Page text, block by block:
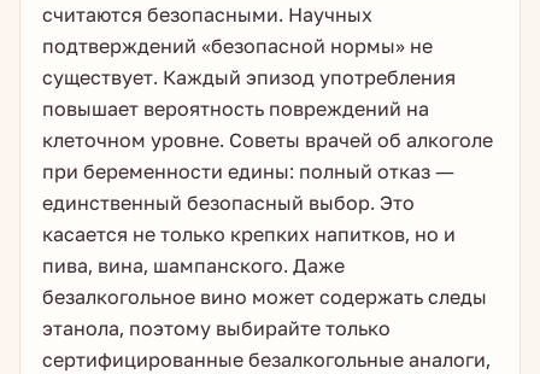
считаются безопасными. Научных
подтверждений «безопасной нормы» не
существует. Каждый эпизод употребления
повышает вероятность повреждений на
клеточном уровне. Советы врачей об алкоголе
при беременности едины: полный отказ —
единственный безопасный выбор. Это
касается не только крепких напитков, но и
пива, вина, шампанского. Даже
безалкогольное вино может содержать следы
этанола, поэтому выбирайте только
сертифицированные безалкогольные аналоги,